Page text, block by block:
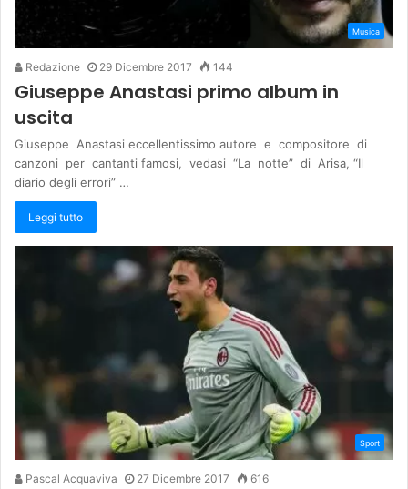
Musica
Redazione 29 Dicembre 2017 144
Giuseppe Anastasi primo album in
uscita
Giuseppe Anastasi eccellentissimo autore e compositore di
canzoni per cantanti famosi, vedasi “La notte” di Arisa, “Il
diario degli errori” …
Leggi tutto
Sport
Pascal Acquaviva 27 Dicembre 2017 616